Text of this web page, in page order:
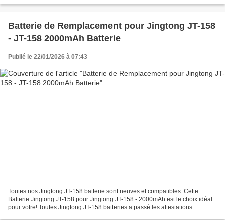
Batterie de Remplacement pour Jingtong JT-158
- JT-158 2000mAh Batterie
Publié le 22/01/2026 à 07:43
Toutes nos Jingtong JT-158 batterie sont neuves et compatibles. Cette
Batterie Jingtong JT-158 pour Jingtong JT-158 - 2000mAh est le choix idéal
pour votre! Toutes Jingtong JT-158 batteries a passé les attestations